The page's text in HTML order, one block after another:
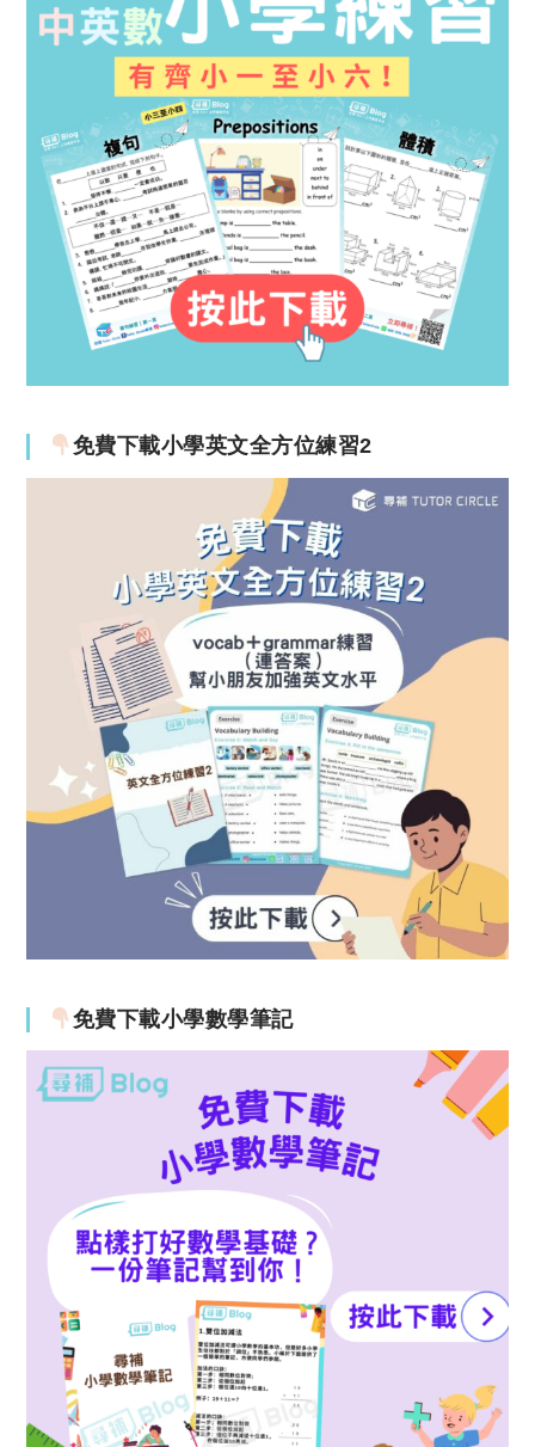
免費下載小學英文全方位練習2
免費下載小學數學筆記